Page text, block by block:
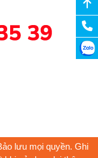
lưu mọi quyền. Ghi